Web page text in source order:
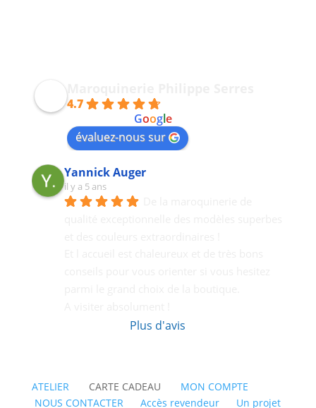
Maroquinerie Philippe Serres
4.7
Google
évaluez-nous sur
Yannick Auger
il y a 5 ans
Plus d'avis
ATELIER CARTE CADEAU MON COMPTE
NOUS CONTACTER
Accès revendeur Un projet